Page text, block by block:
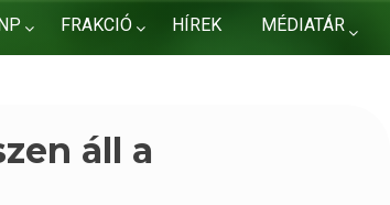
FRAKCIÓ HÍREK MÉDIATÁR
áll a